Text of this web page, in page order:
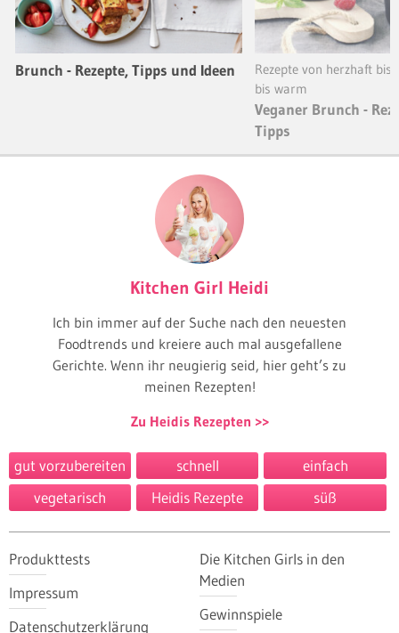
Brunch - Rezepte, Tipps und Ideen
Rezepte von herzhaft
bis warm
Veganer Brunch -
Tipps
Kitchen Girl Heidi
Ich bin immer auf der Suche nach den neuesten
Foodtrends und kreiere auch mal ausgefallene
Gerichte. Wenn ihr neugierig seid, hier geht’s zu
meinen Rezepten!
Zu Heidis Rezepten
gut vorzubereiten schnell
einfach
vegetarisch
Heidis Rezepte süß
Produkttests
Impressum
Datenschutzerklärung
Die Kitchen Girls in den
Medien
Gewinnspiele